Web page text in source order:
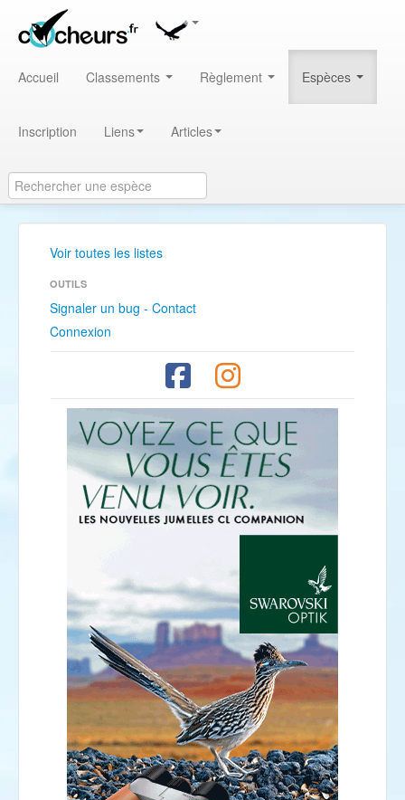
Accueil Classements Règlement Espèces
Inscription Liens Articles
Voir toutes les listes
OUTILS
Signaler un bug - Contact
Connexion